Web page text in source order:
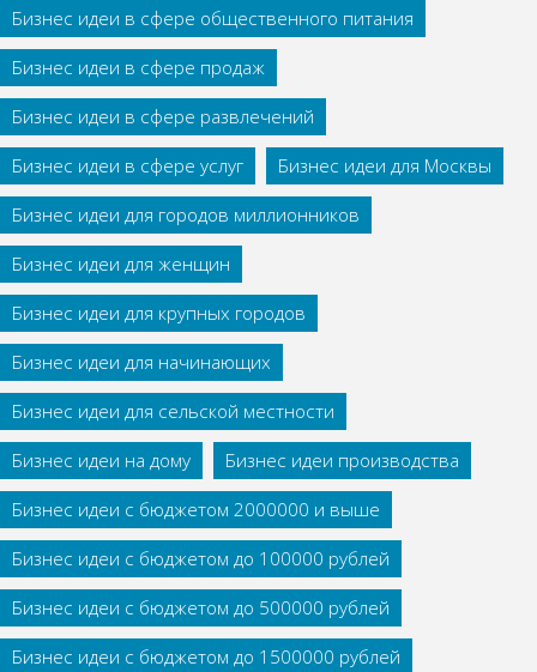
Бизнес идеи в сфере общественного питания
Бизнес идеи в сфере продаж
Бизнес идеи в сфере развлечений
Бизнес идеи в сфере услуг
Бизнес идеи для Москвы
Бизнес идеи для городов миллионников
Бизнес идеи для женщин
Бизнес идеи для крупных городов
Бизнес идеи для начинающих
Бизнес идеи для сельской местности
Бизнес идеи на дому
Бизнес идеи производства
Бизнес идеи с бюджетом 2000000 и выше
Бизнес идеи с бюджетом до 100000 рублей
Бизнес идеи с бюджетом до 500000 рублей
Бизнес идеи с бюджетом до 1500000 рублей